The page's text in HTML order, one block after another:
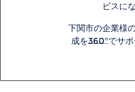
ビスに
下関市の企業様
成を360°でサポ